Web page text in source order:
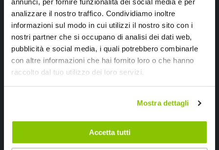
annunci, per fornire funzionalità dei social media e per
analizzare il nostro traffico. Condividiamo inoltre
informazioni sul modo in cui utilizzi il nostro sito con i
nostri partner che si occupano di analisi dei dati web,
pubblicità e social media, i quali potrebbero combinarle
con altre informazioni che hai fornito loro o che hanno
raccolto dal tuo utilizzo dei loro servizi.
Mostra dettagli
Accetta tutti
Iscriviti alla newsletter Speedup
Ricevi subito uno sconto del 10% per il tuo primo acquisto online!
Iscrivimi